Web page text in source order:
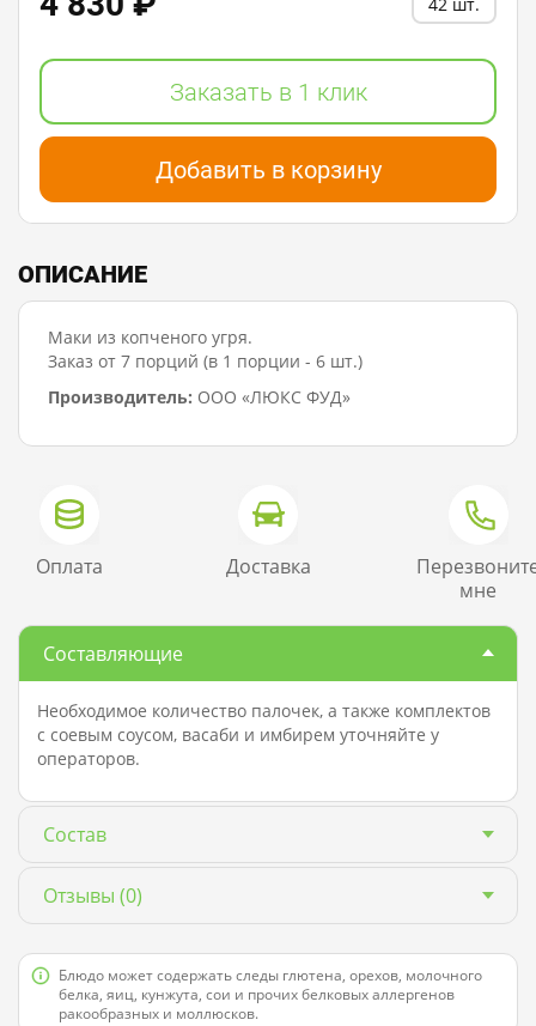
Заказать в 1 клик
Добавить в корзину
ОПИСАНИЕ
Маки из копченого угря.
Заказ от 7 порций (в 1 порции - 6 шт.)
Производитель: ООО «ЛЮКС ФУД»
Составляющие
Необходимое количество палочек, а также комплектов
с соевым соусом, васаби и имбирем уточняйте у
операторов.
Состав
Отзывы (0)
Оплата Доставка
мне
Блюдо может содержать следы глютена, орехов, молочного
белка, яиц, кунжута, сои и прочих белковых аллергенов
ракообразных и моллюсков.